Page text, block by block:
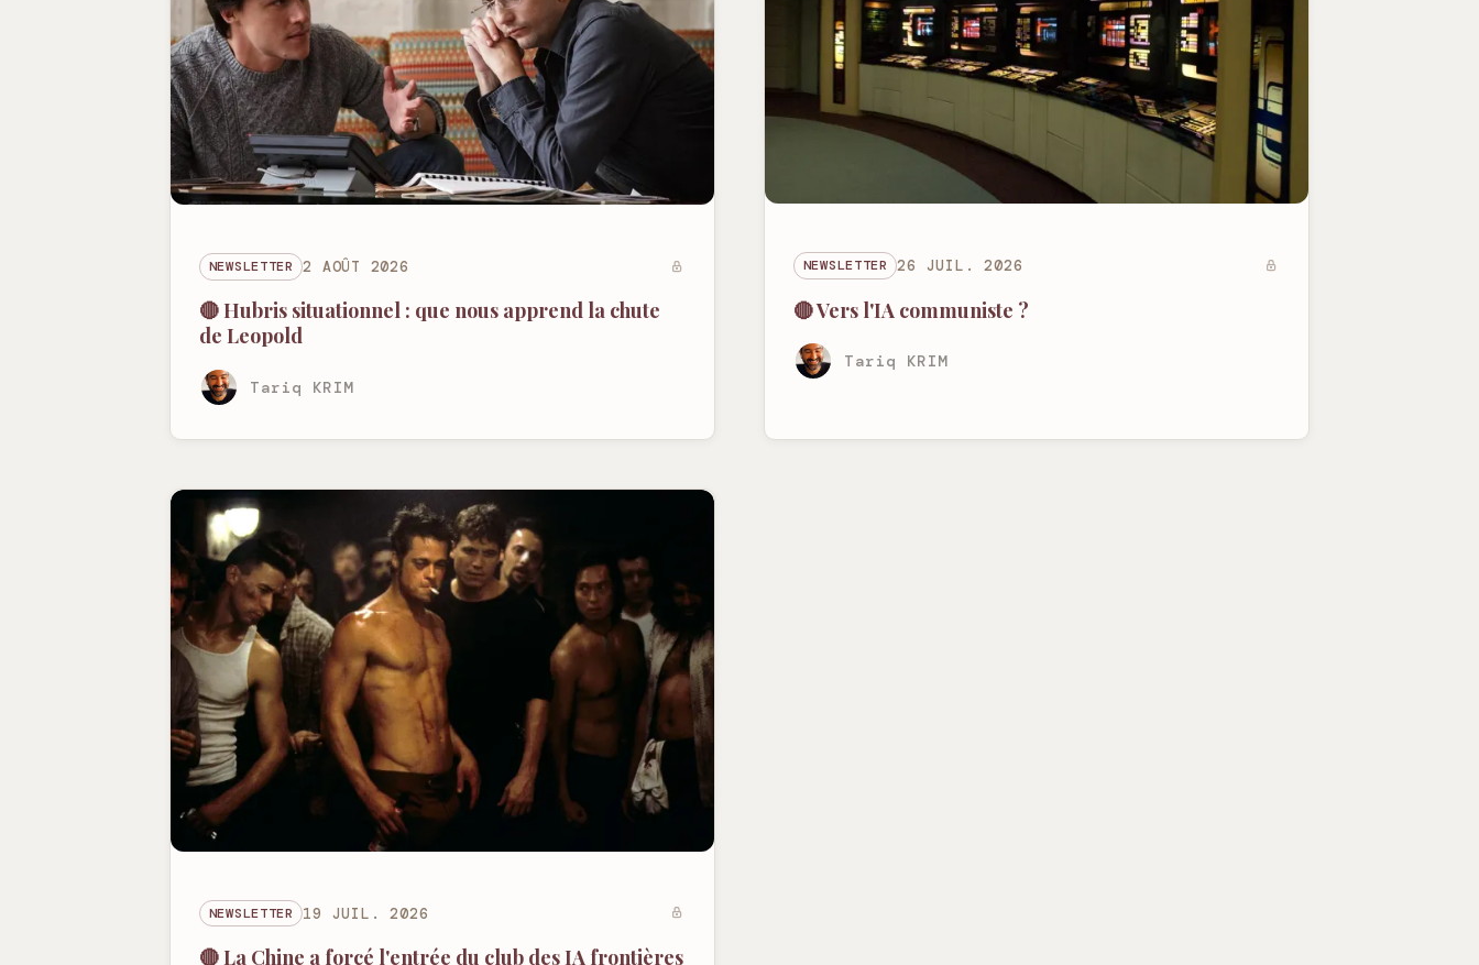
NEWSLETTER 2 AOÛT 2026
🔴 Hubris situationnel : que nous apprend la chute
de Leopold
Tariq KRIM
NEWSLETTER 26 JUIL. 2026
🔴 Vers l'IA communiste ?
Tariq KRIM
NEWSLETTER 19 JUIL. 2026
🔴 La Chine a forcé l'entrée du club des IA frontières